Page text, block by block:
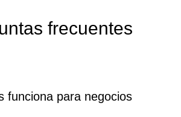
frecuentes
funciona para negocios